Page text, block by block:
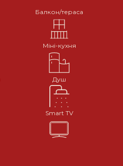
Балкон/тераса
Міні-кухня
Душ
Smart TV